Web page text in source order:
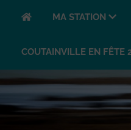
MA STATION
COUTAINVILLE EN FÊTE